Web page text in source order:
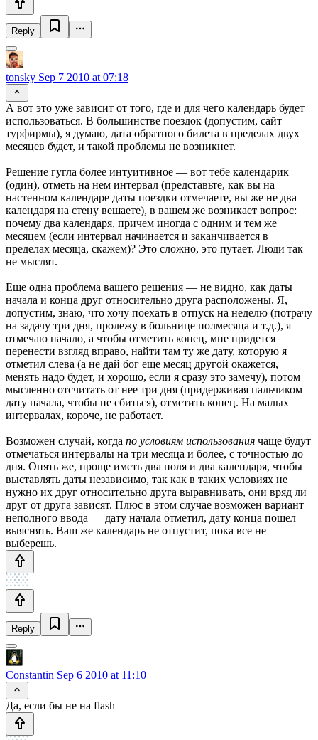
Reply
tonsky Sep 7 2010 at 07:18
А вот это уже зависит от того, где и для чего календарь будет
использоваться. В большинстве поездок (допустим, сайт
турфирмы), я думаю, дата обратного билета в пределах двух
месяцев будет, и такой проблемы не возникнет.
Решение гугла более интуитивное — вот тебе календарик
(один), отметь на нем интервал (представьте, как вы на
настенном календаре даты поездки отмечаете, вы же не два
календаря на стену вешаете), в вашем же возникает вопрос:
почему два календаря, причем иногда с одним и тем же
месяцем (если интервал начинается и заканчивается в
пределах месяца, скажем)? Это сложно, это путает. Люди так
не мыслят.
Еще одна проблема вашего решения — не видно, как даты
начала и конца друг относительно друга расположены. Я,
допустим, знаю, что хочу поехать в отпуск на неделю (потрачу
на задачу три дня, пролежу в больнице полмесяца и т.д.), я
отмечаю начало, а чтобы отметить конец, мне придется
перенести взгляд вправо, найти там ту же дату, которую я
отметил слева (а не дай бог еще месяц другой окажется,
менять надо будет, и хорошо, если я сразу это замечу), потом
мысленно отсчитать от нее три дня (придерживая пальчиком
дату начала, чтобы не сбиться), отметить конец. На малых
интервалах, короче, не работает.
Возможен случай, когда по условиям использования чаще будут
отмечаться интервалы на три месяца и более, с точностью до
дня. Опять же, проще иметь два поля и два календаря, чтобы
выставлять даты независимо, так как в таких условиях не
нужно их друг относительно друга выравнивать, они вряд ли
друг от друга зависят. Плюс в этом случае возможен вариант
неполного ввода — дату начала отметил, дату конца пошел
выяснять. Ваш же календарь не отпустит, пока все не
выберешь.
Reply
Constantin Sep 6 2010 at 11:10
Да, если бы не на flash